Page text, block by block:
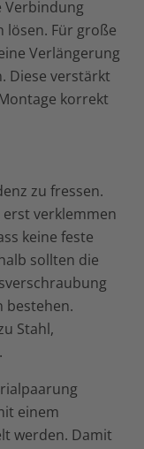
Verbindung
Für große
Verlängerung
Diese verstärkt
korrekt
zu fressen.
erst verklemmen
keine feste
sollten die
bestehen.
Stahl,
einem
werden. Damit